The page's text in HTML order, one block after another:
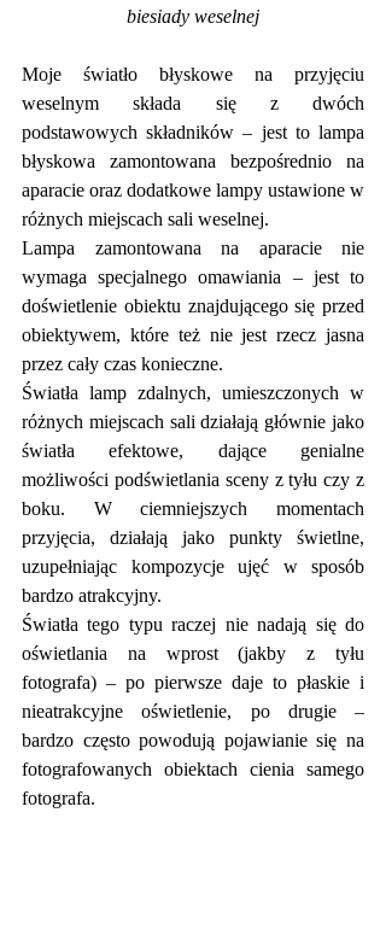
biesiady weselnej
Moje światło błyskowe na przyjęciu
weselnym składa się z dwóch
podstawowych składników – jest to lampa
błyskowa zamontowana bezpośrednio na
aparacie oraz dodatkowe lampy ustawione w
różnych miejscach sali weselnej.
Lampa zamontowana na aparacie nie
wymaga specjalnego omawiania – jest to
doświetlenie obiektu znajdującego się przed
obiektywem, które też nie jest rzecz jasna
przez cały czas konieczne.
Światła lamp zdalnych, umieszczonych w
różnych miejscach sali działają głównie jako
światła efektowe, dające genialne
możliwości podświetlania sceny z tyłu czy z
boku. W ciemniejszych momentach
przyjęcia, działają jako punkty świetlne,
uzupełniając kompozycje ujęć w sposób
bardzo atrakcyjny.
Światła tego typu raczej nie nadają się do
oświetlania na wprost (jakby z tyłu
fotografa) – po pierwsze daje to płaskie i
nieatrakcyjne oświetlenie, po drugie –
bardzo często powodują pojawianie się na
fotografowanych obiektach cienia samego
fotografa.